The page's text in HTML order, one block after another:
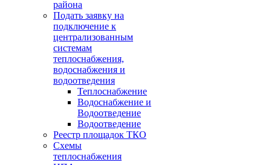
района
Подать заявку на
подключение к
централизованным
системам
теплоснабжения,
водоснабжения и
водоотведения
Теплоснабжение
Водоснабжение и
Водоотведение
Водоотведение
Реестр площадок ТКО
Схемы
теплоснабжения